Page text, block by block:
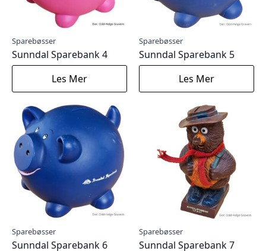
Sparebøsser
Sunndal Sparebank 4
Les Mer
Sparebøsser
Sunndal Sparebank 5
Les Mer
Sparebøsser
Sunndal Sparebank 6
Sparebøsser
Sunndal Sparebank 7